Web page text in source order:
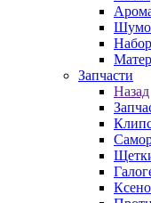
Запчасти
Назад